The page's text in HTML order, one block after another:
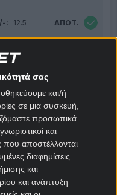
σας
και/ή
σε μια συσκευή,
προσωπικά
και
αποστέλλονται
διαφημίσεις
και
και ανάπτυξη
: 12.5 ΑΠΟΤ.
-
τα δύο μονοθέσια
: 12.5 ΑΠΟΤ.